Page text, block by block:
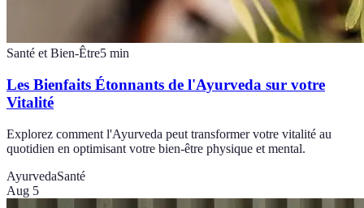
Santé et Bien-Être5 min
Les Bienfaits Étonnants de l'Ayurveda sur votre
Vitalité
Explorez comment l'Ayurveda peut transformer votre vitalité au
quotidien en optimisant votre bien-être physique et mental.
AyurvedaSanté
Aug 5